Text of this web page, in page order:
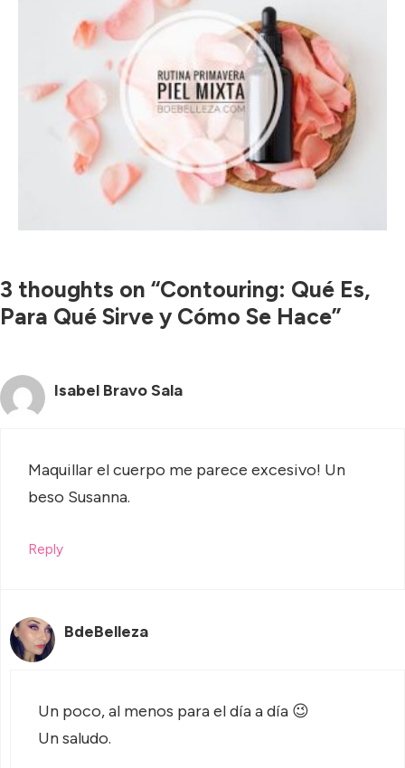
3 thoughts on “Contouring: Qué Es,
Para Qué Sirve y Cómo Se Hace”
Isabel Bravo Sala
Maquillar el cuerpo me parece excesivo! Un
beso Susanna.
Reply
BdeBelleza
Un poco, al menos para el día a día 😉
Un saludo.